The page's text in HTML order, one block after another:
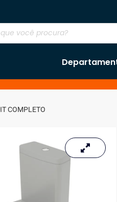
COMPLETO